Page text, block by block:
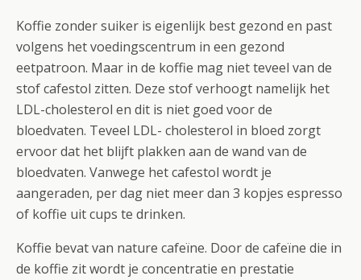
Koffie zonder suiker is eigenlijk best gezond en past
volgens het voedingscentrum in een gezond
eetpatroon. Maar in de koffie mag niet teveel van de
stof cafestol zitten. Deze stof verhoogt namelijk het
LDL-cholesterol en dit is niet goed voor de
bloedvaten. Teveel LDL- cholesterol in bloed zorgt
ervoor dat het blijft plakken aan de wand van de
bloedvaten. Vanwege het cafestol wordt je
aangeraden, per dag niet meer dan 3 kopjes espresso
of koffie uit cups te drinken.
Koffie bevat van nature cafeïne. Door de cafeïne die in
de koffie zit wordt je concentratie en prestatie